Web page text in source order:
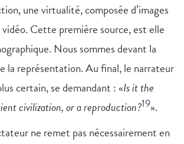
une virtualité, composée d’images
Cette première source, est elle
Nous sommes devant la
la représentation. Au final, le narrateur
certain, se demandant : «Is it the
civilization, or a reproduction?19».
ne remet pas nécessairement en